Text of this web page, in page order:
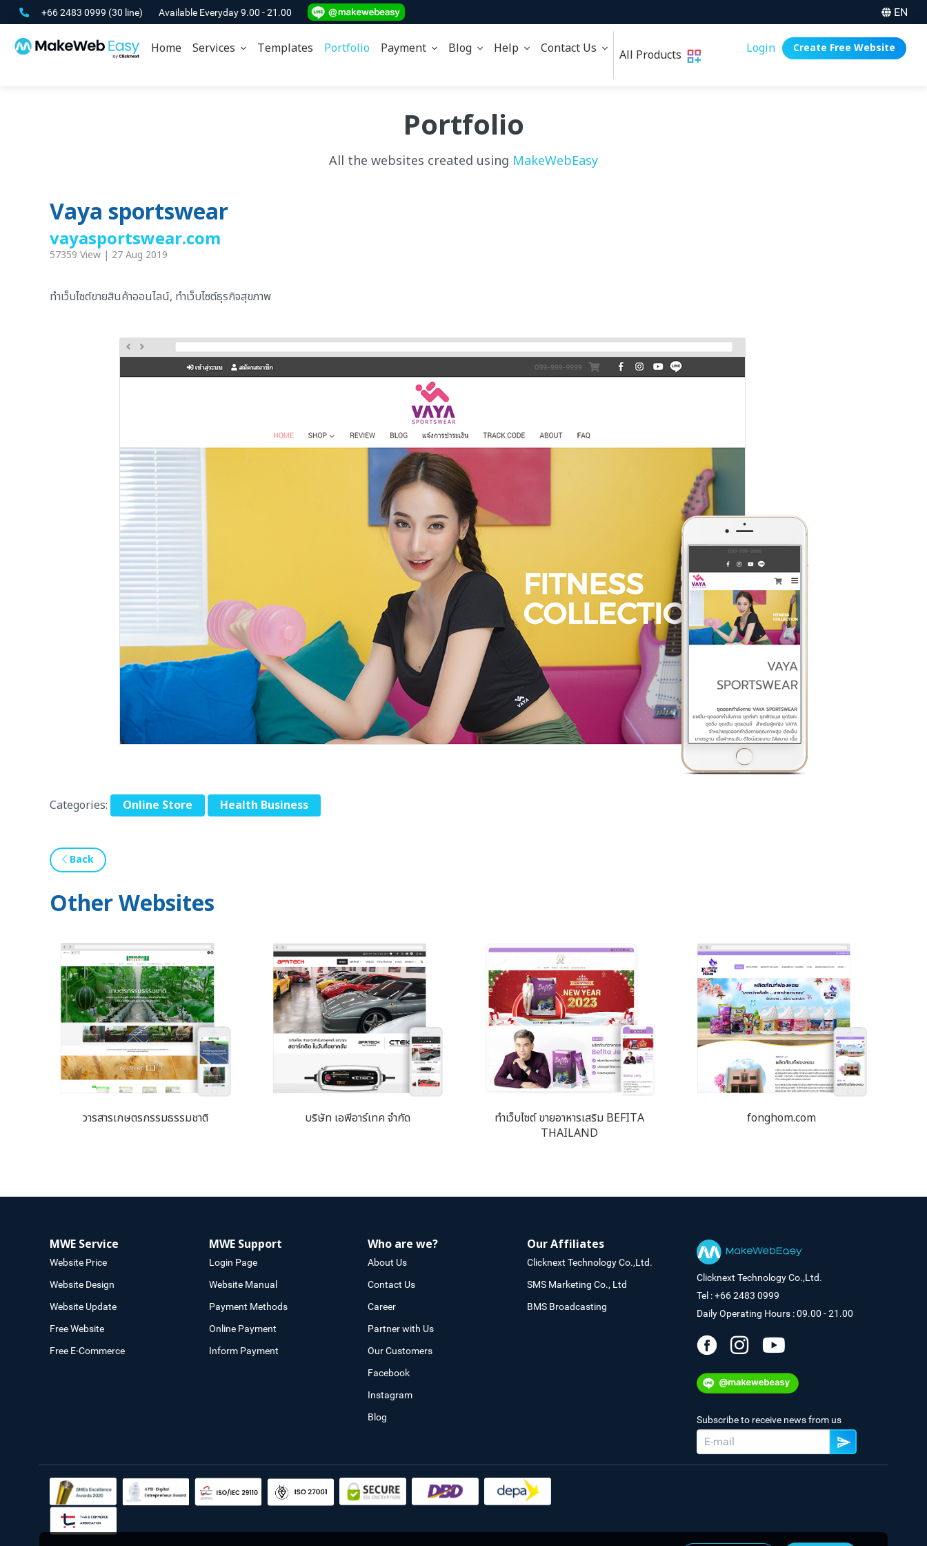
+66 2483 0999 (30 line) Available Everyday 9.00 - 21.00 EN
Home Services Templates Portfolio Payment Blog Help Contact Us All Products Login Create Free Website
Portfolio
All the websites created using MakeWebEasy
Vaya sportswear
vayasportswear.com
57359 View | 27 Aug 2019
ทำเว็บไซต์ขายสินค้าออนไลน์, ทำเว็บไซต์ธุรกิจสุขภาพ
Categories: Online Store Health Business
Back
Other Websites
วารสารเกษตรกรรมธรรมชาติ บริษัท เอพีอาร์เทค จำกัด
ทำเว็บไซต์ ขายอาหารเสริม BEFITA
THAILAND
fonghom.com
MWE Service
Website Price
Website Design
Website Update
Free Website
Free E-Commerce
MWE Support
Login Page
Website Manual
Payment Methods
Online Payment
Inform Payment
Who are we?
About Us
Contact Us
Career
Partner with Us
Our Customers
Facebook
Instagram
Blog
Our Affiliates
Clicknext Technology Co.,Ltd.
SMS Marketing Co., Ltd
BMS Broadcasting
Clicknext Technology Co.,Ltd.
Tel : +66 2483 0999
Daily Operating Hours : 09.00 - 21.00
Subscribe to receive news from us